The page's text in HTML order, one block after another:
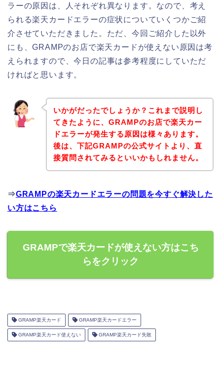
ラーの原因は、人それぞれ異なります。なので、考え
られる楽天カードエラーの症状についていくつかご紹
介させていただきました。ただ、今回ご紹介した以外
にも、GRAMPのお店で楽天カードが使えない原因は考
えられますので、今日の記事は参考程度にしていただ
ければと思います。
いかがだったでしょうか？これまで説明し
てきたように、GRAMPのお店で楽天カー
ドエラーが発生する原因は様々あります。
後は、下記GRAMPの公式サイトより、直
接質問されてみるといいかもしれません。
⇒GRAMPの楽天カードエラーの問題を今すぐ解決した
い方はこちら
GRAMPで楽天カードが使えない方はこち
らをクリック
GRAMP楽天カード GRAMP楽天カードエラー
GRAMP楽天カード使えない GRAMP楽天カード失敗